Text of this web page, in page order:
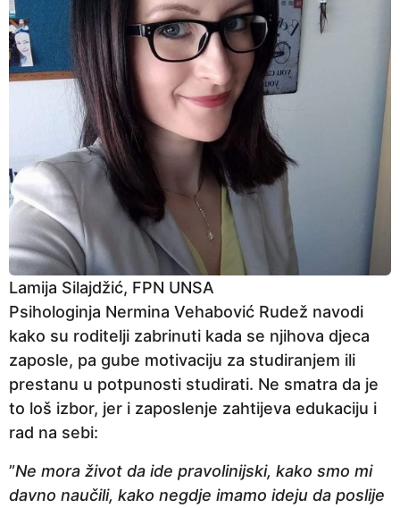
Lamija Silajdžić, FPN UNSA
Psihologinja Nermina Vehabović Rudež navodi
kako su roditelji zabrinuti kada se njihova djeca
zaposle, pa gube motivaciju za studiranjem ili
prestanu u potpunosti studirati. Ne smatra da je
to loš izbor, jer i zaposlenje zahtijeva edukaciju i
rad na sebi:
”Ne mora život da ide pravolinijski, kako smo mi
davno naučili, kako negdje imamo ideju da poslije